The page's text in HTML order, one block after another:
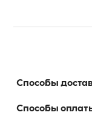
Способы
Способы